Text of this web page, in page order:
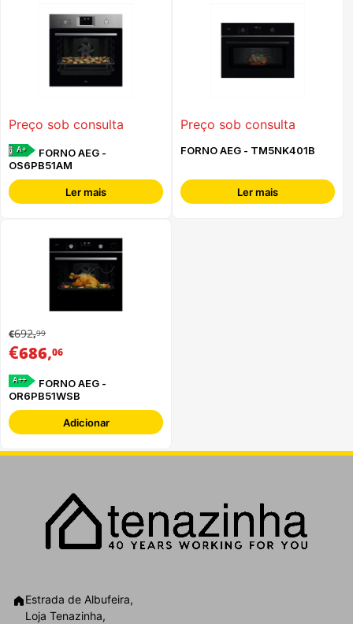
Preço sob consulta
A+
FORNO AEG -
OS6PB51AM
Ler mais
Preço sob consulta
FORNO AEG - TM5NK401B
Ler mais
€692,99
€686,06
A++
FORNO AEG -
OR6PB51WSB
Adicionar
Estrada de Albufeira,
Loja Tenazinha,